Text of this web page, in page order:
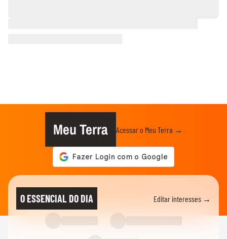
Meu Terra Acessar o Meu Terra →
O ESSENCIAL DO DIA Editar interesses →